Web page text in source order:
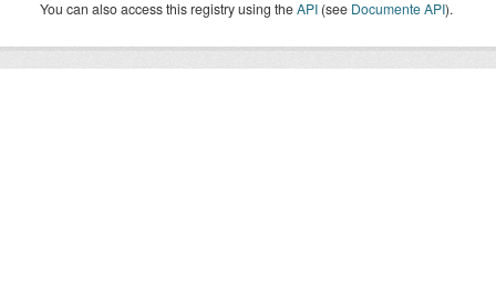
You can also access this registry using theAPI (see Documente API).